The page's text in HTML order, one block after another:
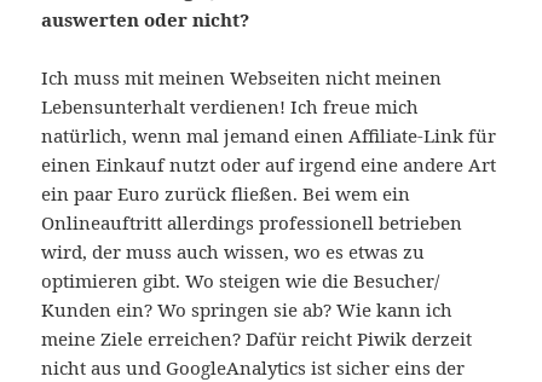
auswerten oder nicht?
Ich muss mit meinen Webseiten nicht meinen
Lebensunterhalt verdienen! Ich freue mich
natürlich, wenn mal jemand einen Affiliate-Link für
einen Einkauf nutzt oder auf irgend eine andere Art
ein paar Euro zurück fließen. Bei wem ein
Onlineauftritt allerdings professionell betrieben
wird, der muss auch wissen, wo es etwas zu
optimieren gibt. Wo steigen wie die Besucher/
Kunden ein? Wo springen sie ab? Wie kann ich
meine Ziele erreichen? Dafür reicht Piwik derzeit
nicht aus und GoogleAnalytics ist sicher eins der